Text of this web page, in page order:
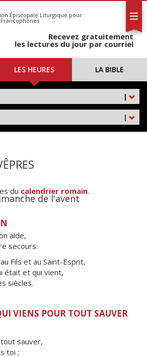
Épiscopale Liturgique pour
Francophones
Recevez gratuitement
les lectures du jour par courriel
LES HEURES LA BIBLE
|
|
du calendrier romain.
de l'avent
aide,
secours.
Fils et au Saint-Esprit,
était et qui vient,
siècles.
VIENS POUR TOUT SAUVER
sauver,
toi ;